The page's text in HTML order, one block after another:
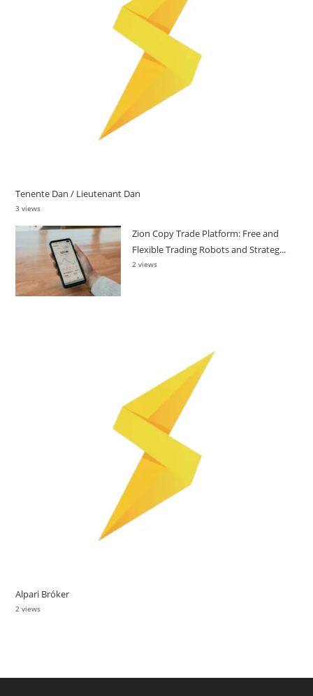
Tenente Dan / Lieutenant Dan
3 views
Zion Copy Trade Platform: Free and
Flexible Trading Robots and Strateg...
2 views
Alpari Bróker
2 views